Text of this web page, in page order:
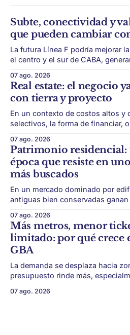
Subte, conectividad y
que pueden cambiar
La futura Línea F podría mejorar
el centro y el sur de CABA,
transporte puede cambiar el
ciudad. La futura Línea F del subte busca mejorar la
conexión
07 ago. 2026
Real estate: el negocio
con tierra y proyecto
En un contexto de costos altos y
selectivos, la forma de financiar,
éxito de un desarrollo inmobiliario
conseguir un buen terreno. En un mercado más exigente,
la estructura financiera, legal
07 ago. 2026
Patrimonio residencial:
época que resiste en
más buscados
En un mercado dominado por
antiguas bien conservadas
algunas piezas residenciales que
barrio. En medio de torres, edificios nuevos y proyectos
premium, todavía aparecen casas
07 ago. 2026
Más metros, menor
limitado: por qué crece
GBA
La demanda se desplaza hacia
presupuesto rinde más,
Conurbano vuelve a ganar
07 ago. 2026